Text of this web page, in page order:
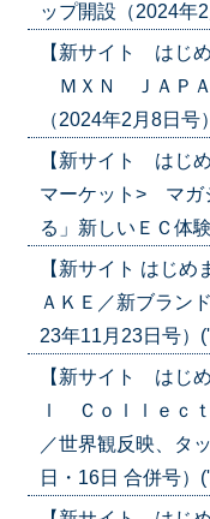
ップ開設（2024年
【新サイト はじ
ＭＸＮ ＪＡＰＡ
（2024年2月8日号
【新サイト はじ
マーケット> マガ
る」新しいＥＣ体
【新サイト はじ
ＡＫＥ／新ブラン
23年11月23日号）
【新サイト はじ
ｌ Ｃｏｌｌｅｃ
／世界観反映、タ
日・16日 合併号）